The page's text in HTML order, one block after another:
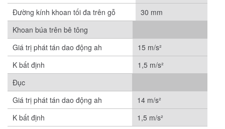
Đường kính khoan tối đa trên gỗ
30 mm
Khoan búa trên bê tông
Giá trị phát tán dao động ah
15 m/s²
K bất định
1,5 m/s²
Đục
Giá trị phát tán dao động ah
14 m/s²
K bất định
1,5 m/s²